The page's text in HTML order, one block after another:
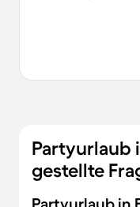
Partyurlaub
gestellte